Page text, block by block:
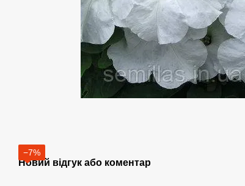
−7%
Новий відгук або коментар